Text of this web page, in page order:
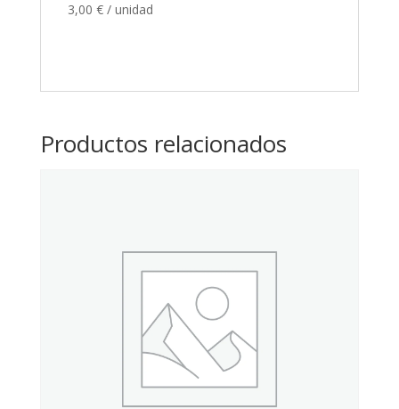
3,00 € / unidad
Productos relacionados